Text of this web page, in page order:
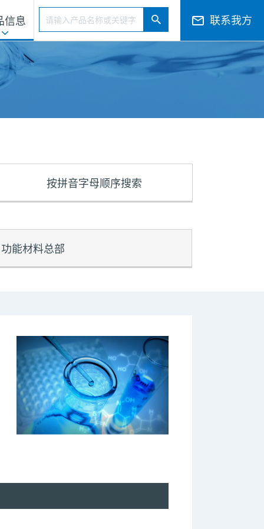
子公告和决算公告
外业务
信息 搜索
搜索 联系我方
按拼音字母顺序搜索
功能材料总部